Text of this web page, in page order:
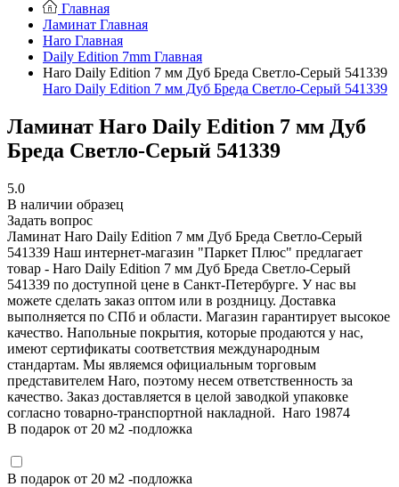
Главная
Ламинат Главная
Haro Главная
Daily Edition 7mm Главная
Haro Daily Edition 7 мм Дуб Бреда Светло-Серый 541339
Haro Daily Edition 7 мм Дуб Бреда Светло-Серый 541339
Ламинат Haro Daily Edition 7 мм Дуб
Бреда Светло-Серый 541339
5.0
В наличии образец
Задать вопрос
Ламинат Haro Daily Edition 7 мм Дуб Бреда Светло-Серый
541339 Наш интернет-магазин "Паркет Плюс" предлагает
товар - Haro Daily Edition 7 мм Дуб Бреда Светло-Серый
541339 по доступной цене в Санкт-Петербурге. У нас вы
можете сделать заказ оптом или в роздницу. Доставка
выполняется по СПб и области. Магазин гарантирует высокое
качество. Напольные покрытия, которые продаются у нас,
имеют сертификаты соответствия международным
стандартам. Мы являемся официальным торговым
представителем Haro, поэтому несем ответственность за
качество. Заказ доставляется в целой заводкой упаковке
согласно товарно-транспортной накладной. Haro 19874
В подарок от 20 м2 -подложка
В подарок от 20 м2 -подложка